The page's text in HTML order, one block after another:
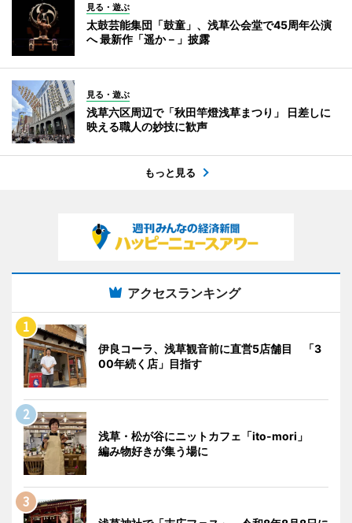
見る・遊ぶ
太鼓芸能集団「鼓童」、浅草公会堂で45周年公演
へ 最新作「遥か－」披露
見る・遊ぶ
浅草六区周辺で「秋田竿燈浅草まつり」 日差しに
映える職人の妙技に歓声
もっと見る
アクセスランキング
伊良コーラ、浅草観音前に直営5店舗目 「3
00年続く店」目指す
浅草・松が谷にニットカフェ「ito-mori」
編み物好きが集う場に